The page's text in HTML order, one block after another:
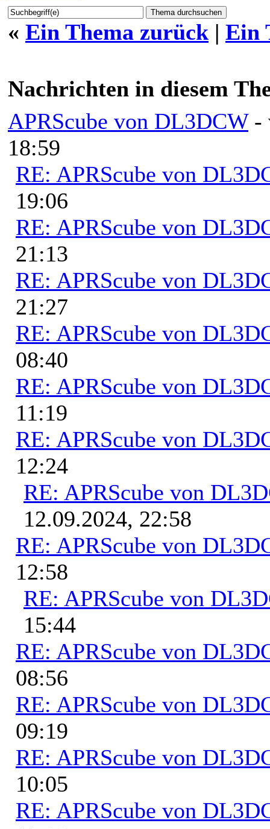
« Ein Thema zurück | Ein
Nachrichten in diesem
APRScube von DL3DCW -
18:59
RE: APRScube von
19:06
RE: APRScube von
21:13
RE: APRScube von
21:27
RE: APRScube von
08:40
RE: APRScube von
11:19
RE: APRScube von
12:24
RE: APRScube von
12.09.2024, 22:58
RE: APRScube von
12:58
RE: APRScube von
15:44
RE: APRScube von
08:56
RE: APRScube von
09:19
RE: APRScube von
10:05
RE: APRScube von